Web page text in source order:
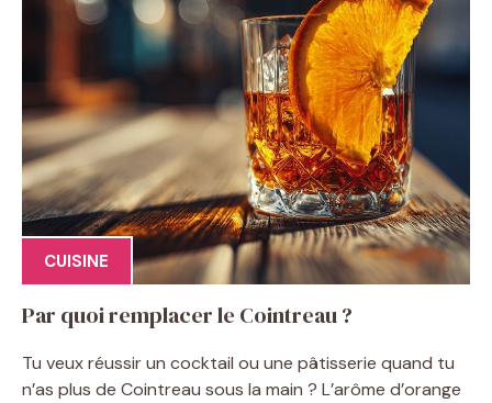
CUISINE
Par quoi remplacer le Cointreau ?
Tu veux réussir un cocktail ou une pâtisserie quand tu
n’as plus de Cointreau sous la main ? L’arôme d’orange